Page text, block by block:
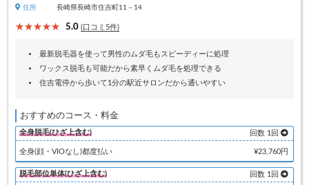
住所
長崎県長崎市住吉町11－14
5.0 (口コミ5件)
最新脱毛器を使って男性のムダ毛もスピーディーに処理
ワックス脱毛も可能だから素早くムダ毛を処理できる
住吉電停から歩いて1分の駅近サロンだから通いやすい
おすすめのコース・料金
全身脱毛(ひざ上含む) 回数 1回
全身(顔・VIOなし)都度払い ¥23,760円
脱毛部位単体(ひざ上含む) 回数 1回